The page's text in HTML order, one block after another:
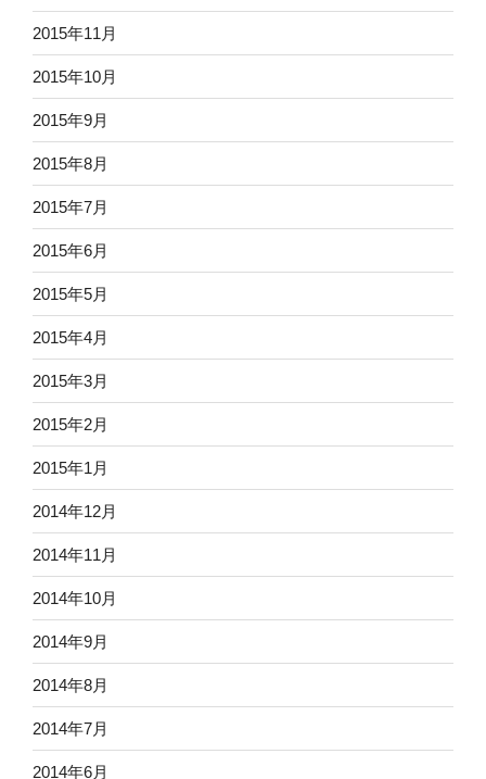
2015年11月
2015年10月
2015年9月
2015年8月
2015年7月
2015年6月
2015年5月
2015年4月
2015年3月
2015年2月
2015年1月
2014年12月
2014年11月
2014年10月
2014年9月
2014年8月
2014年7月
2014年6月